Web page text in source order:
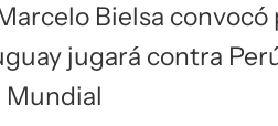
Bielsa convocó
jugará contra
Mundial